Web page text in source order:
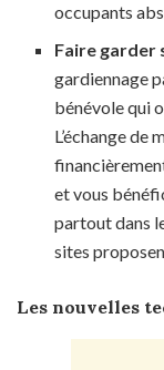
occupants
Faire garder
gardiennage
bénévole qui
L’échange
et vous
partout dans
sites
Les nouvelles